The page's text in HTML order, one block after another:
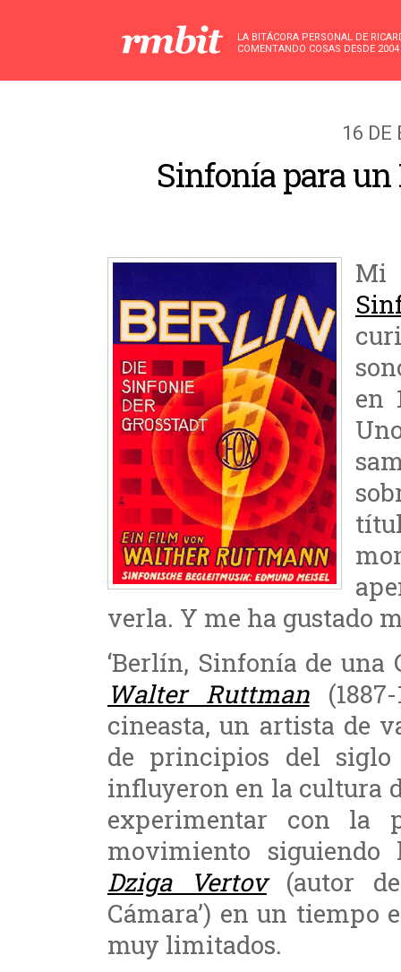
LA BITÁCORA PERSONAL DE
COMENTANDO COSAS DESDE 2004
16 DE
Sinfonía para
Mi
en
verla. Y me ha gustado
‘Berlín, Sinfonía de una
Walter Ruttman
cineasta, un artista de
de principios del
influyeron en la cultura
experimentar con la
movimiento siguiendo
Dziga Vertov(autor
Cámara’) en un tiempo
muy limitados.